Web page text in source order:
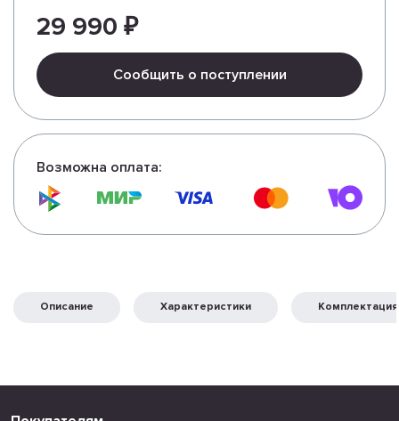
29 990 ₽
Сообщить о поступлении
Возможна оплата:
Описание Характеристики Комплектация